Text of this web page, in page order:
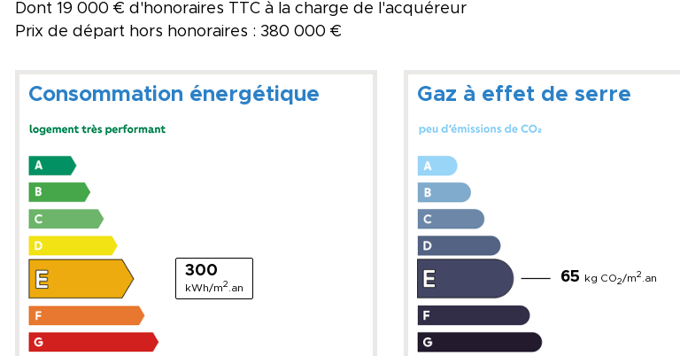
Dont 19 000 € d'honoraires TTC à la charge de l'acquéreur
Prix de départ hors honoraires : 380 000 €
Consommation énergétique
300
kWh/m2 .an
Gaz à effet de serre
65 kg CO2/m2 .an